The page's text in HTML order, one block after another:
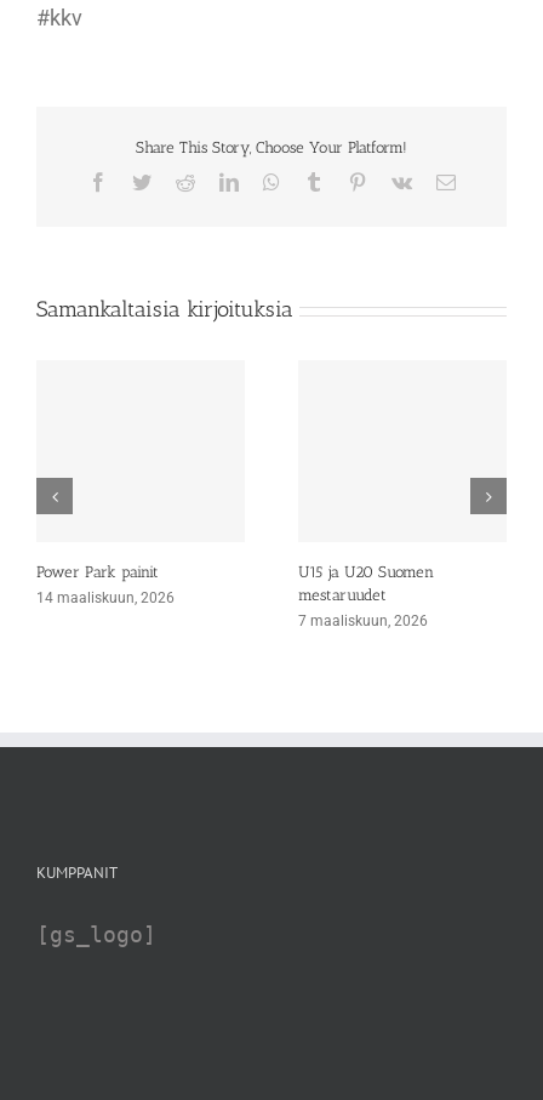
#kkv
Share This Story, Choose Your Platform!
Facebook
TwitterRedditLinkedInWhatsApp
Tumblr Pinterest
Vk Sähköposti
Samankaltaisia kirjoituksia
Power Park painit
14 maaliskuun, 2026
U15 ja U20 Suomen
mestaruudet
7 maaliskuun, 2026
KUMPPANIT
[gs_logo]